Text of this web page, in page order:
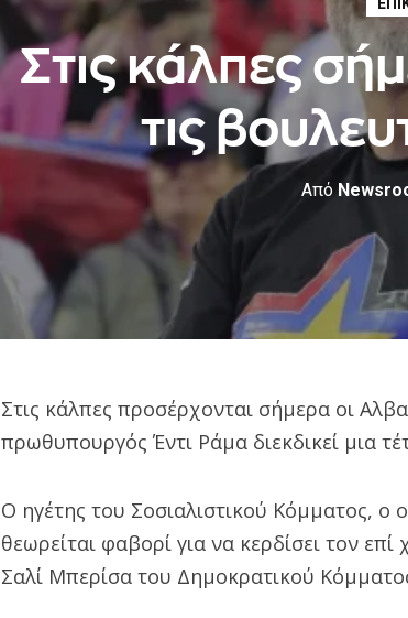
Στις κάλπες
τις
Από
Στις κάλπες προσέρχονται σήμερα οι
πρωθυπουργός Έντι Ράμα διεκδικεί μια
Ο ηγέτης του Σοσιαλιστικού Κόμματος, ο
θεωρείται φαβορί για να κερδίσει τον
Σαλί Μπερίσα του Δημοκρατικού